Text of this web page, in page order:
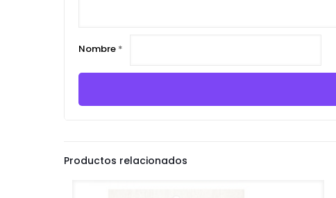
Nombre *
Productos relacionados